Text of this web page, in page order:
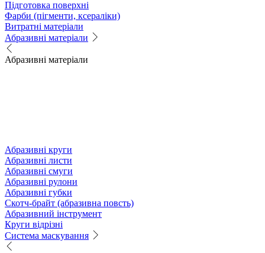
Підготовка поверхні
Фарби (пігменти, ксераліки)
Витратні матеріали
Абразивні матеріали
Абразивні матеріали
Абразивні круги
Абразивні листи
Абразивні смуги
Абразивні рулони
Абразивні губки
Скотч-брайт (абразивна повсть)
Абразивний інструмент
Круги відрізні
Система маскування